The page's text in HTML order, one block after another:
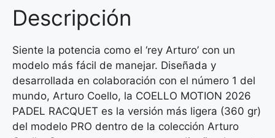
Descripción
Siente la potencia como el ‘rey Arturo’ con un
modelo más fácil de manejar. Diseñada y
desarrollada en colaboración con el número 1 del
mundo, Arturo Coello, la COELLO MOTION 2026
PADEL RACQUET es la versión más ligera (360 gr)
del modelo PRO dentro de la colección Arturo